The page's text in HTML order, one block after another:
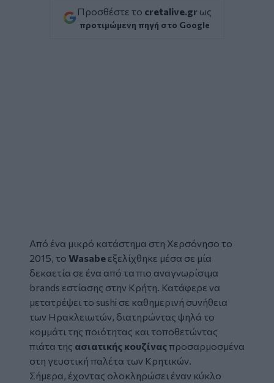
Προσθέστε το cretalive.gr ως
προτιμώμενη πηγή στο Google
Από ένα μικρό κατάστημα στη Χερσόνησο το
2015, το Wasabe εξελίχθηκε μέσα σε μία
δεκαετία σε ένα από τα πιο αναγνωρίσιμα
brands εστίασης στην Κρήτη. Κατάφερε να
μετατρέψει το sushi σε καθημερινή συνήθεια
των Ηρακλειωτών, διατηρώντας ψηλά το
κομμάτι της ποιότητας και τοποθετώντας
πιάτα της ασιατικής κουζίναςπροσαρμοσμένα
στη γευστική παλέτα των Κρητικών.
Σήμερα, έχοντας ολοκληρώσει έναν κύκλο